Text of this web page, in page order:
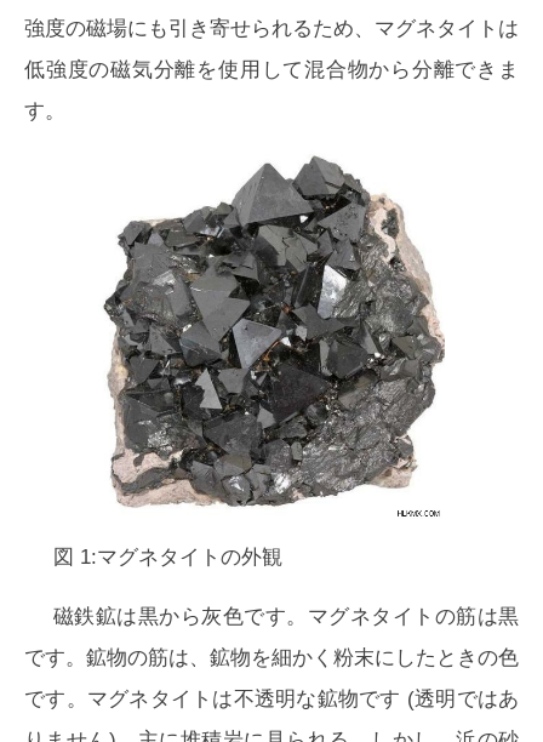
強度の磁場にも引き寄せられるため、マグネタイトは
低強度の磁気分離を使用して混合物から分離できま
す。
図 1:マグネタイトの外観
磁鉄鉱は黒から灰色です。マグネタイトの筋は黒
です。鉱物の筋は、鉱物を細かく粉末にしたときの色
です。マグネタイトは不透明な鉱物です (透明ではあ